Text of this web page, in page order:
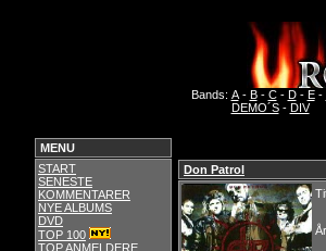
Bands: A- B- C- D- E-
DEMO´S- DIV
MENU
START
SENESTE
KOMMENTARER
NYE ALBUMS
DVD
TOP 100
TOP ANMELDERE
Don Patrol